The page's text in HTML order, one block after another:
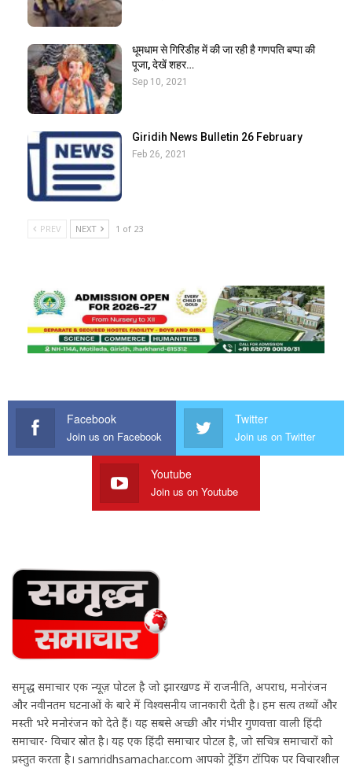
धूमधाम से गिरिडीह में की जा रही है गणपति बप्पा की
पूजा, देखें शहर…
Sep 10, 2021
Giridih News Bulletin 26 February
Feb 26, 2021
PREV NEXT 1 of 23
Facebook
Join us on Facebook
Twitter
Join us on Twitter
Youtube
Join us on Youtube
समृद्ध समाचार एक न्यूज़ पोर्टल है जो झारखण्ड में राजनीति, अपराध, मनोरंजन
और नवीनतम घटनाओं के बारे में विश्वसनीय जानकारी देती है। हम सत्य तथ्यों और
मस्ती भरे मनोरंजन को देते हैं। यह सबसे अच्छी और गंभीर गुणवत्ता वाली हिंदी
समाचार- विचार स्रोत है। यह एक हिंदी समाचार पोर्टल है, जो सचित्र समाचारों को
प्रस्तुत करता है। samridhsamachar.com आपको ट्रेंडिंग टॉपिक पर विचारशील